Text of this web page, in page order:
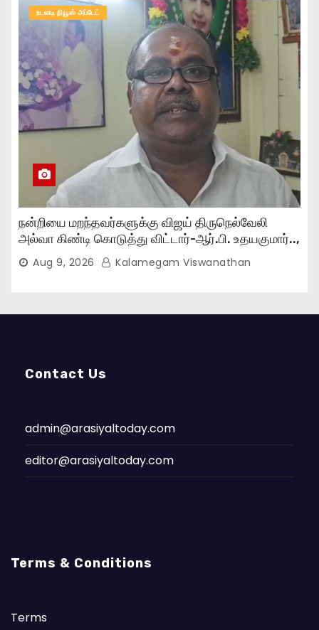
உடனடி நியூஸ் அப்டேட்
நன்றியை மறந்தவர்களுக்கு விஜய் திருநெல்வேலி
அல்வா கிண்டி கொடுத்து விட்டார்-ஆர்‌.பி. உதயகுமார்..,
Aug 9, 2026 Kalamegam Viswanathan
Contact Us
admin@arasiyaltoday.com
editor@arasiyaltoday.com
Terms & Conditions
Terms